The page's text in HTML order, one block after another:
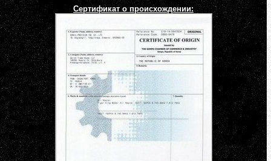
Сертификат о происхождении: